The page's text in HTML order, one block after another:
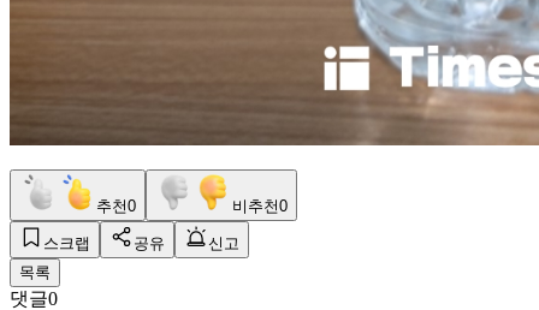
추천0 비추천0
스크랩 공유
신고
목록
댓글0